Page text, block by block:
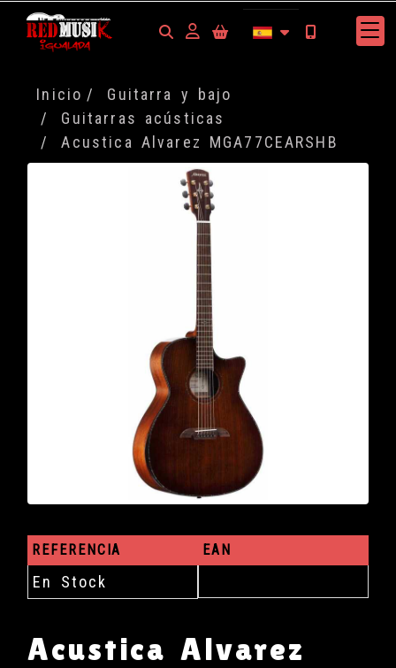
Identifícate
Inicio
Guitarra y bajo
Guitarras acústicas
Acustica Alvarez MGA77CEARSHB
REFERENCIA
En Stock
EAN
Acustica Alvarez